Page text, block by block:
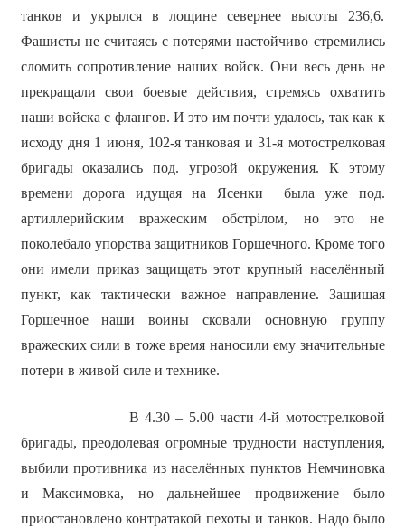
танков и укрылся в лощине севернее высоты 236,6.
Фашисты не считаясь с потерями настойчиво стремились
сломить сопротивление наших войск. Они весь день не
прекращали свои боевые действия, стремясь охватить
наши войска с флангов. И это им почти удалось, так как к
исходу дня 1 июня, 102-я танковая и 31-я мотострелковая
бригады оказались под. угрозой окружения. К этому
времени дорога идущая на Ясенки была уже под.
артиллерийским вражеским обстрілом, но это не
поколебало упорства защитников Горшечного. Кроме того
они имели приказ защищать этот крупный населённый
пункт, как тактически важное направление. Защищая
Горшечное наши воины сковали основную группу
вражеских сили в тоже время наносили ему значительные
потери в живой силе и технике.
В 4.30 – 5.00 части 4-й мотострелковой
бригады, преодолевая огромные трудности наступления,
выбили противника из населённых пунктов Немчиновка
и Максимовка, но дальнейшее продвижение было
приостановлено контратакой пехоты и танков. Надо было